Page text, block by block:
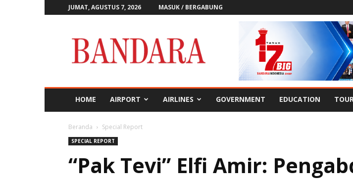
JUMAT, AGUSTUS 7, 2026 MASUK / BERGABUNG
Bandara
HOME AIRPORT AIRLINES GOVERNMENT EDUCATION
Beranda Special Report
SPECIAL REPORT
“Pak Tevi” Elfi Amir: